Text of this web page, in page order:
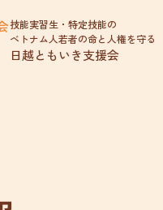
技能実習生・特定技能の
ベトナム人若者の命と人権を守る
日越ともいき支援会